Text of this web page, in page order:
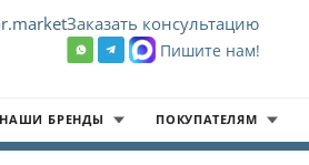
Заказать консультацию
Пишите нам!
НАШИ БРЕНДЫ ПОКУПАТЕЛЯМ